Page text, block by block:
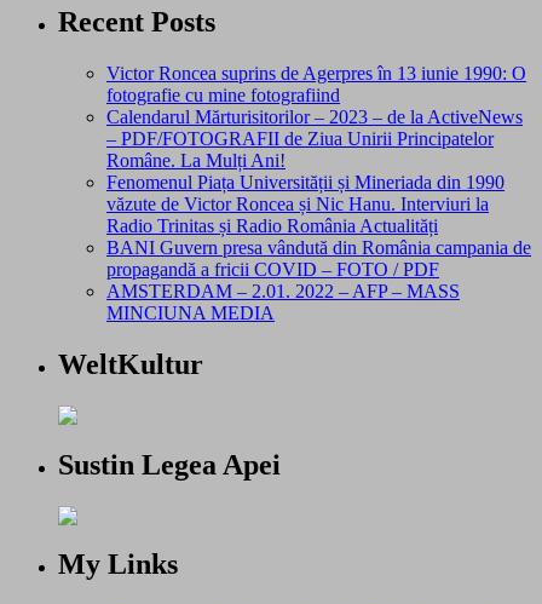
Recent Posts
Victor Roncea suprins de Agerpres în 13 iunie 1990: O
fotografie cu mine fotografiind
Calendarul Mărturisitorilor – 2023 – de la ActiveNews
– PDF/FOTOGRAFII de Ziua Unirii Principatelor
Române. La Mulți Ani!
Fenomenul Piața Universității și Mineriada din 1990
văzute de Victor Roncea și Nic Hanu. Interviuri la
Radio Trinitas și Radio România Actualități
BANI Guvern presa vândută din România campania de
propagandă a fricii COVID – FOTO / PDF
AMSTERDAM – 2.01. 2022 – AFP – MASS
MINCIUNA MEDIA
WeltKultur
Sustin Legea Apei
My Links